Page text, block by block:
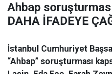
Ahbap
DAHA İFADEYE
İstanbul Cumhuriyet
“Ahbap” soruşturması